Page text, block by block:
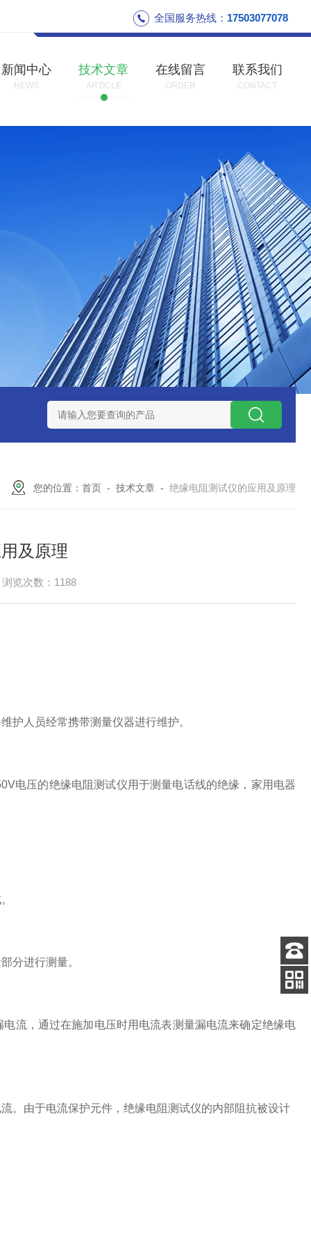
全国服务热线： 17503077078
新闻中心
NEWS
技术文章
ARTICLE
在线留言
ORDER
联系我们
CONTACT
锆陶瓷研磨球 AGB-K-0.4-C01-Q69全新！！TORAY东丽
您的位置： 首页 - 技术文章 - 绝缘电阻测试仪的应用及原理
及原理
浏览次数：1188
护人员经常携带测量仪器进行维护。
电压的绝缘电阻测试仪用于测量电话线的绝缘，家用电器
分进行测量。
流，通过在施加电压时用电流表测量漏电流来确定绝缘电
。由于电流保护元件，绝缘电阻测试仪的内部阻抗被设计
客服
电话